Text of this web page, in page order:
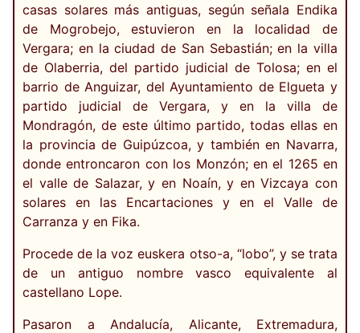
casas solares más antiguas, según señala Endika
de Mogrobejo, estuvieron en la localidad de
Vergara; en la ciudad de San Sebastián; en la villa
de Olaberria, del partido judicial de Tolosa; en el
barrio de Anguizar, del Ayuntamiento de Elgueta y
partido judicial de Vergara, y en la villa de
Mondragón, de este último partido, todas ellas en
la provincia de Guipúzcoa, y también en Navarra,
donde entroncaron con los Monzón; en el 1265 en
el valle de Salazar, y en Noaín, y en Vizcaya con
solares en las Encartaciones y en el Valle de
Carranza y en Fika.
Procede de la voz euskera otso-a, “lobo”, y se trata
de un antiguo nombre vasco equivalente al
castellano Lope.
Pasaron a Andalucía, Alicante, Extremadura,